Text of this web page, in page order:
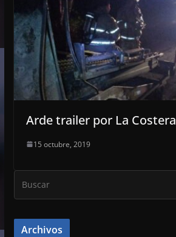
Arde trailer por La Costera
15 octubre, 2019
Archivos